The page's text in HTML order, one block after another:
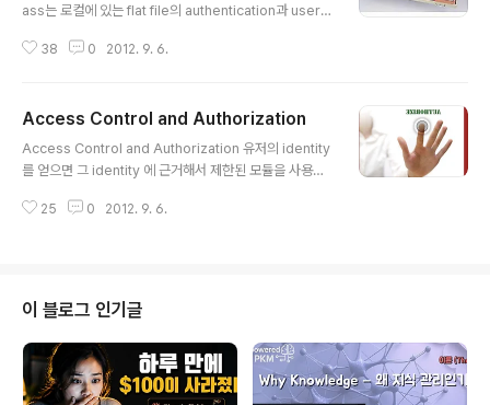
ass는 로컬에 있는 flat file의 authentication과 user/
관리 방법입니다. 다른 서비스를 사용하지 않아도 되죠. C
USER_FILE - a path to the user file. This file can
be placed anywhere, but it is recommended to
place it in the DATA_DIR folder which is mapped
38 0 2012. 9. 6.
Access Control and Authorization
Access Control and Authorization 유저의 identity
를 얻으면 그 identity 에 근거해서 제한된 모듈을 사용할
ion은 access control lists에 의해서 이뤄 집니다. 개발
의해 놓은 rule들을 열거한 겁니다. (ALLOW rules) 물론
그 리소스에 어떤 이들의 접근을 막을지에 대해서도 정의
해 놓을 수 있겠죠. (DENY rules). 룰들은 유저와 그룹별
로 정의 될 수 있습니다...
25 0 2012. 9. 6.
이 블로그 인기글